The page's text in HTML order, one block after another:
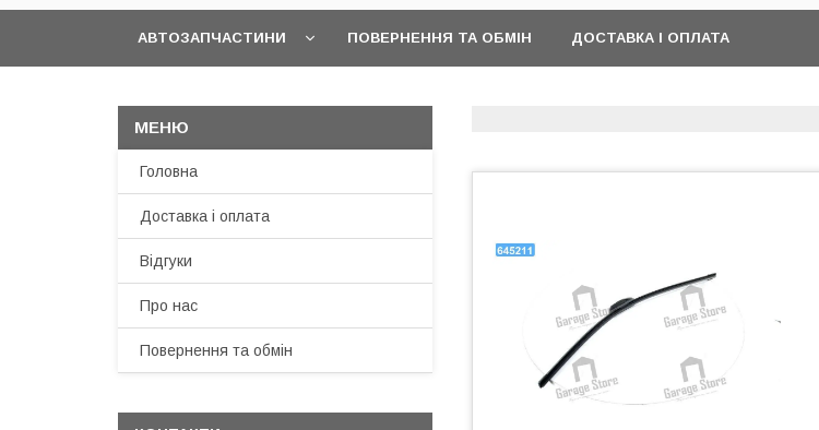
АВТОЗАПЧАСТИНИ ПОВЕРНЕННЯ ТА ОБМІН ДОСТАВКА І ОПЛАТА
Головна
Доставка і оплата
Відгуки
Про нас
Повернення та обмін